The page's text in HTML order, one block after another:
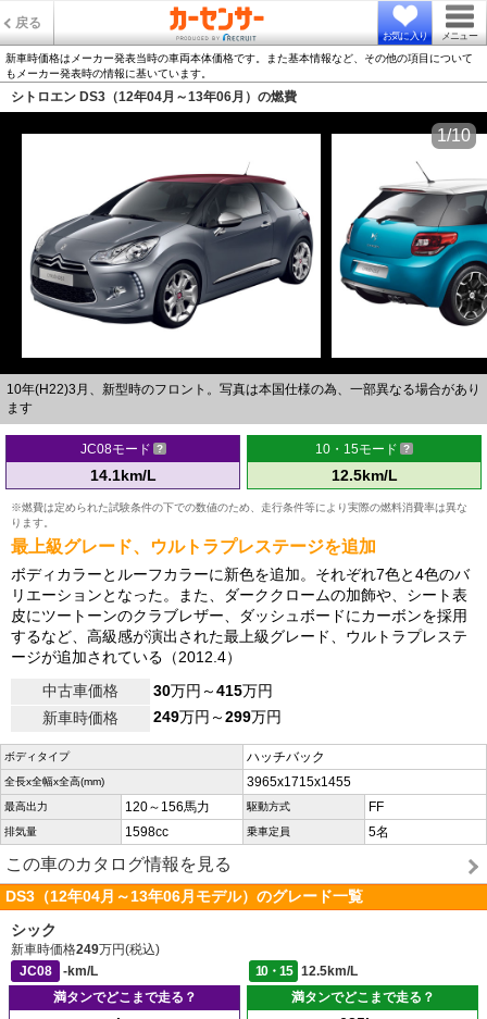
戻る
お気に入り メニュー
新車時価格はメーカー発表当時の車両本体価格です。また基本情報など、その他の項目について
もメーカー発表時の情報に基いています。
シトロエン DS3（12年04月～13年06月）の燃費
10年(H22)3月、新型時のフロント。写真は本国仕様の為、一部異なる場合があり
ます
1/10
JC08モード
14.1km/L
10・15モード
12.5km/L
※燃費は定められた試験条件の下での数値のため、走行条件等により実際の燃料消費率は異な
ります。
最上級グレード、ウルトラプレステージを追加
ボディカラーとルーフカラーに新色を追加。それぞれ7色と4色のバ
リエーションとなった。また、ダーククロームの加飾や、シート表
皮にツートーンのクラブレザー、ダッシュボードにカーボンを採用
するなど、高級感が演出された最上級グレード、ウルトラプレステ
ージが追加されている（2012.4）
中古車価格
30万円～415万円
新車時価格
249万円～299万円
ボディタイプ ハッチバック
全長x全幅x全高(mm) 3965x1715x1455
最高出力 120～156馬力 駆動方式 FF
排気量 1598cc 乗車定員 5名
この車のカタログ情報を見る
DS3（12年04月～13年06月モデル）のグレード一覧
シック
新車時価格249万円(税込)
JC08
-km/L 10・15
12.5km/L
満タンでどこまで走る？
満タンでどこまで走る？